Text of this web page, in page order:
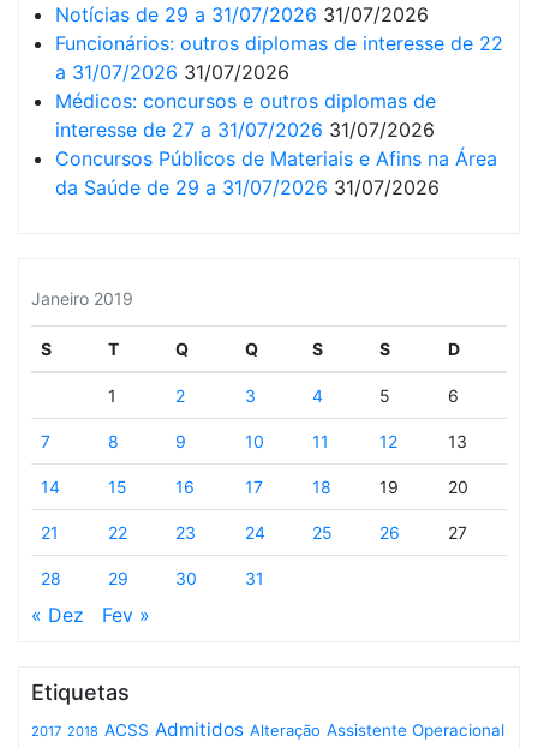
Notícias de 29 a 31/07/2026 31/07/2026
Funcionários: outros diplomas de interesse de 22
a 31/07/2026 31/07/2026
Médicos: concursos e outros diplomas de
interesse de 27 a 31/07/2026 31/07/2026
Concursos Públicos de Materiais e Afins na Área
da Saúde de 29 a 31/07/2026 31/07/2026
Janeiro 2019
S T Q Q S S D
1 2 3 4 5 6
7 8 9 10 11 12 13
14 15 16 17 18 19 20
21 22 23 24 25 26 27
28 29 30 31
« Dez Fev »
Etiquetas
2017 2018 ACSS Admitidos Alteração Assistente Operacional